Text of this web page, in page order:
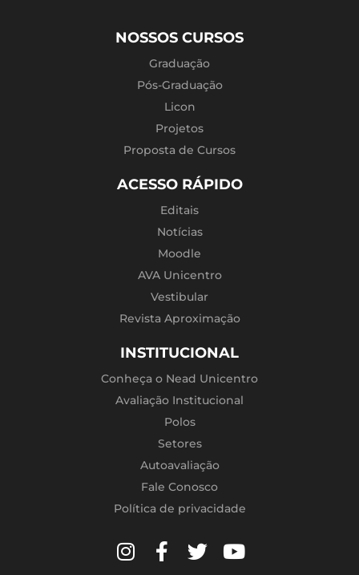
NOSSOS CURSOS
Graduação
Pós-Graduação
Licon
Projetos
Proposta de Cursos
ACESSO RÁPIDO
Editais
Notícias
Moodle
AVA Unicentro
Vestibular
Revista Aproximação
INSTITUCIONAL
Conheça o Nead Unicentro
Avaliação Institucional
Polos
Setores
Autoavaliação
Fale Conosco
Política de privacidade